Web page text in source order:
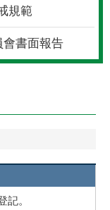
規範
會書面報告
記。